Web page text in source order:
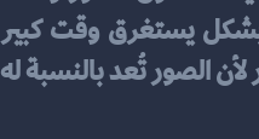
الصور تُعد بالنسبة